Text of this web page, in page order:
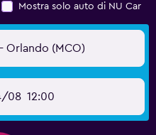
Mostra solo auto di NU Car
Orlando (MCO)
08 12:00